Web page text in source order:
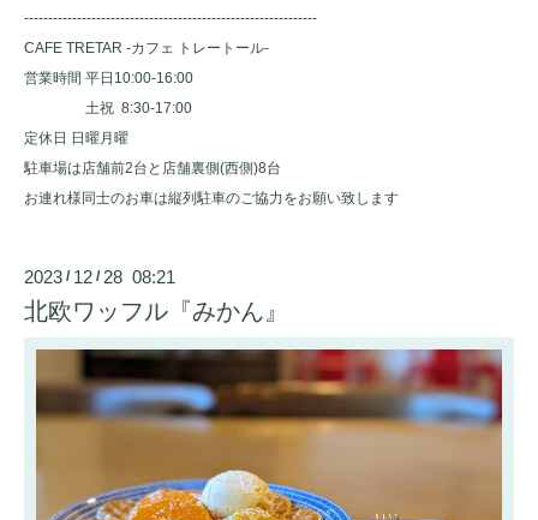
-------------------------------------------------------------
CAFE TRETAR -カフェ トレートール-
営業時間 平日10:00-16:00
土祝 8:30-17:00
定休日 日曜月曜
駐車場は店舗前2台と店舗裏側(西側)8台
お連れ様同士のお車は縦列駐車のご協力をお願い致します
2023 / 12 / 28 08:21
北欧ワッフル『みかん』